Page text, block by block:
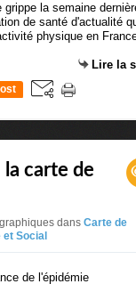
la semaine
de santé d'actualité
physique en
Lire la
carte de
dans Carte de
Social